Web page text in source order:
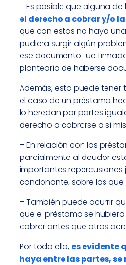
– Es posible que alguna
el derecho a cobrar y/o
que con estos no haya
pudiera surgir algún
ese documento fue
plantearía de haberse
Además, esto puede tener
el caso de un préstamo
lo heredan por partes
derecho a cobrarse a sí
– En relación con los
parcialmente al deudor
importantes
condonante, sobre las
– También puede ocurrir
que el préstamo se
cobrar antes que otros
Por todo ello, es evidente
haya entre las partes,